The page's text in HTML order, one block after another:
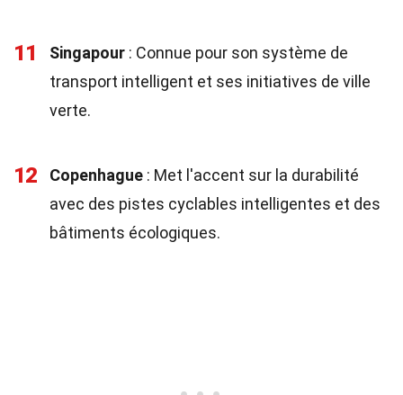
11 Singapour : Connue pour son système de
transport intelligent et ses initiatives de ville
verte.
12 Copenhague : Met l'accent sur la durabilité
avec des pistes cyclables intelligentes et des
bâtiments écologiques.